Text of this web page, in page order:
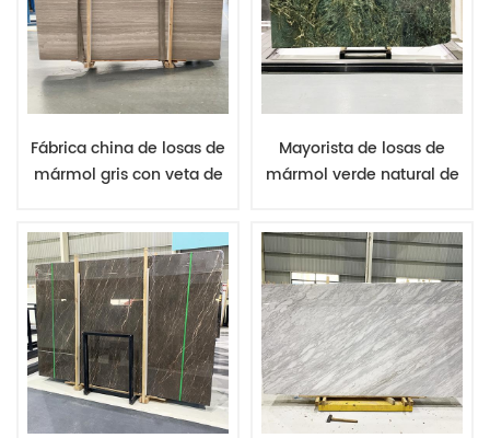
Fábrica china de losas de
mármol gris con veta de
láminas de mármol
natural de buena calidad.
Mayorista de losas de
mármol verde natural de
fábrica de piedra verde,
exportador de mármol de
calidad confiable